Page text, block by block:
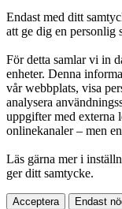
Endast med ditt
att ge dig en personlig
För detta samlar vi in
enheter. Denna
vår webbplats, visa
analysera
uppgifter med externa
onlinekanaler – men
Läs gärna mer i
ger ditt samtycke.
Acceptera Endast